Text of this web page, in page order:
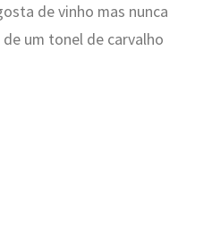
de vinho mas nunca
um tonel de carvalho